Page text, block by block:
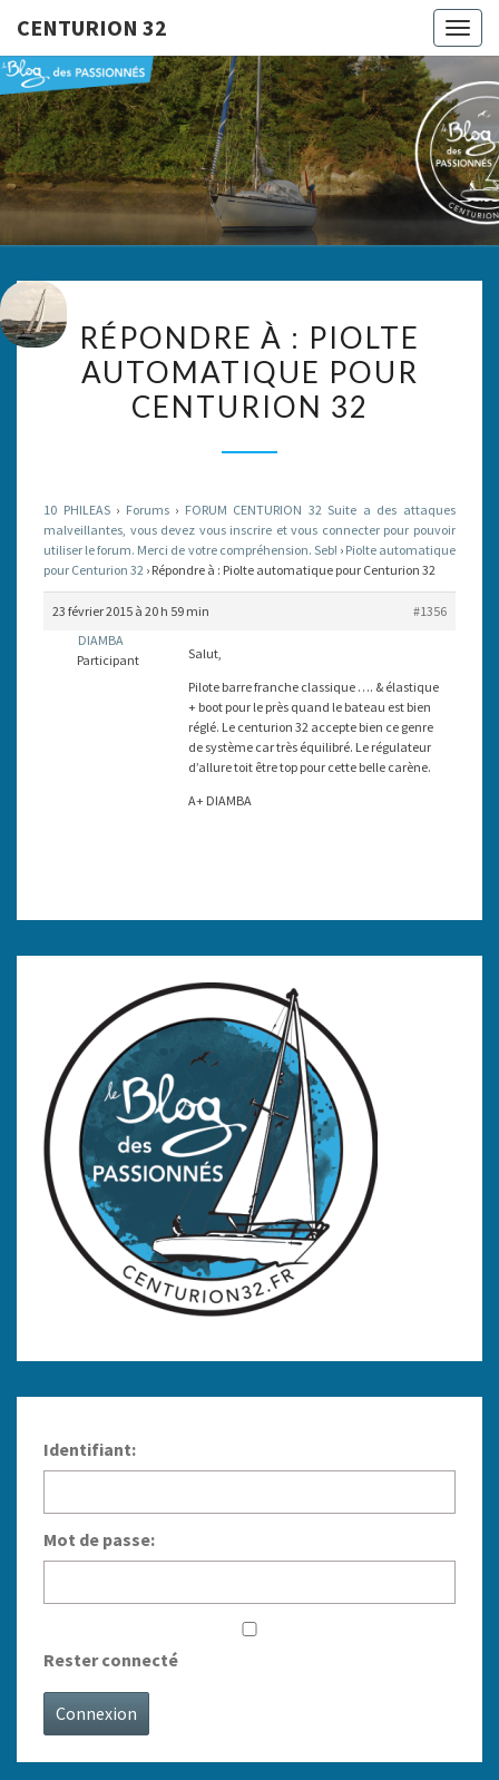
CENTURION 32
32
Le Blog
Des
Passionnés
À :
PIOLTE
AUTOMATIQUE
RÉPONDRE À : PIOLTE
AUTOMATIQUE POUR
CENTURION 32
10 PHILEAS › Forums › FORUM CENTURION 32 Suite a des attaques
malveillantes, vous devez vous inscrire et vous connecter pour pouvoir
utiliser le forum. Merci de votre compréhension. Seb! › Piolte automatique
pour Centurion 32 › Répondre à : Piolte automatique pour Centurion 32
23 février 2015 à 20 h 59 min
#1356
DIAMBA
Participant
Salut,
Pilote barre franche classique …. & élastique
+ boot pour le près quand le bateau est bien
réglé. Le centurion 32 accepte bien ce genre
de système car très équilibré. Le régulateur
d’allure toit être top pour cette belle carène.
A+ DIAMBA
Identifiant:
Mot de passe:
Rester connecté
Connexion